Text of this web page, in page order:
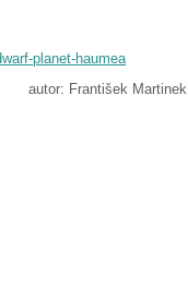
planet-haumea
autor: František Martinek